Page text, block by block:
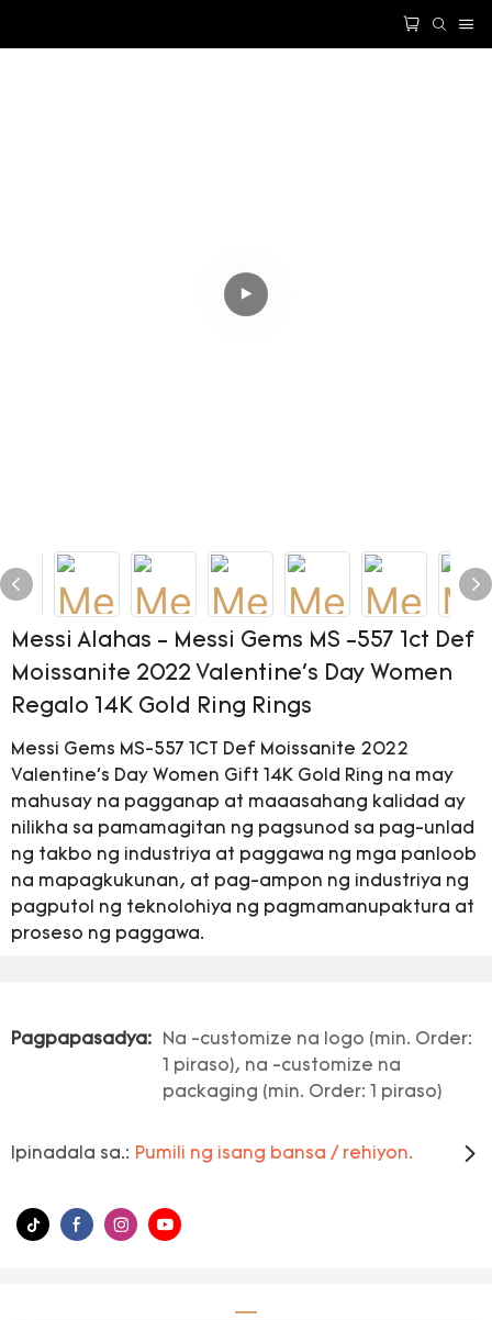
Messi Alahas - Messi Gems MS -557 1ct Def
Moissanite 2022 Valentine's Day Women
Regalo 14K Gold Ring Rings
Messi Gems MS-557 1CT Def Moissanite 2022
Valentine's Day Women Gift 14K Gold Ring na may
mahusay na pagganap at maaasahang kalidad ay
nilikha sa pamamagitan ng pagsunod sa pag-unlad
ng takbo ng industriya at paggawa ng mga panloob
na mapagkukunan, at pag-ampon ng industriya ng
pagputol ng teknolohiya ng pagmamanupaktura at
proseso ng paggawa.
Pagpapasadya:
Na -customize na logo (min. Order:
1 piraso), na -customize na
packaging (min. Order: 1 piraso)
Ipinadala sa.: Pumili ng isang bansa / rehiyon.